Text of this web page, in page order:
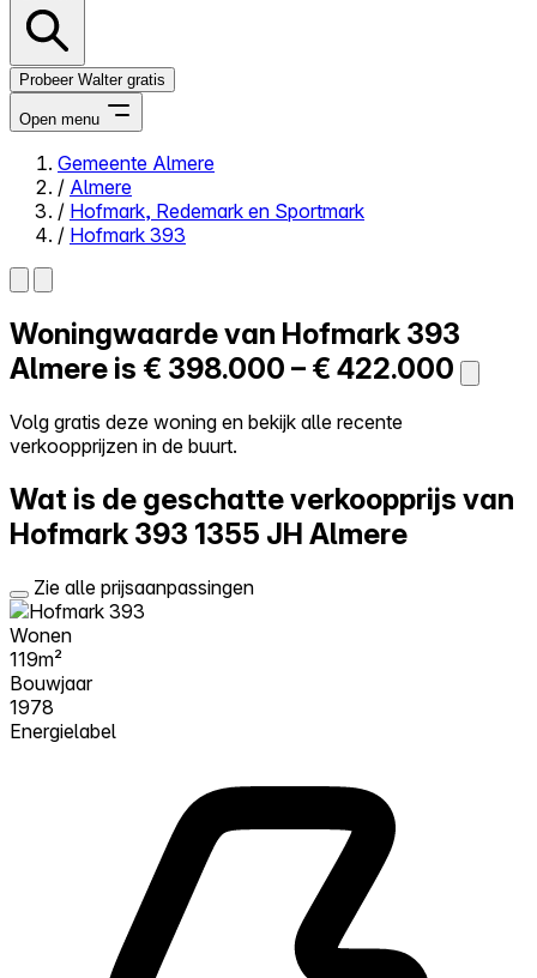
Probeer Walter gratis
Open menu
Close menu
Zelf kopen
Alles-in-één
Reviews
Log in
Gemeente Almere
/ Almere
/ Hofmark, Redemark en Sportmark
/ Hofmark 393
Woningwaarde van Hofmark 393
Almere is € 398.000 – € 422.000
Volg gratis deze woning en bekijk alle recente
verkoopprijzen in de buurt.
Wat is de geschatte verkoopprijs van
Hofmark 393 1355 JH Almere
Zie alle prijsaanpassingen
Wonen
119m²
Bouwjaar
1978
Energielabel